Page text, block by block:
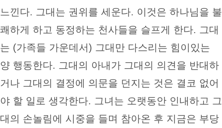
느낀다. 그대는 권위를 세운다. 이것은 하나님을 불
쾌하게 하고 동정하는 천사들을 슬프게 한다. 그대
는 (가족들 가운데서) 그대만 다스리는 힘이있는
양 행동한다. 그대의 아내가 그대의 의견을 반대하
거나 그대의 결정에 의문을 던지는 것은 결코 없어
야 할 일로 생각한다. 그녀는 오랫동안 인내하고 그
대의 손놀림에 시중을 들며 참아온 후 지금은 부당